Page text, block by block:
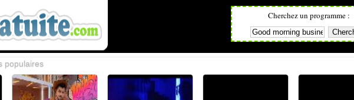
Cherchez un programme :
populaires